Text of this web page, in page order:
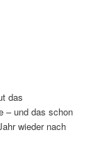
das
– und das schon
wieder nach